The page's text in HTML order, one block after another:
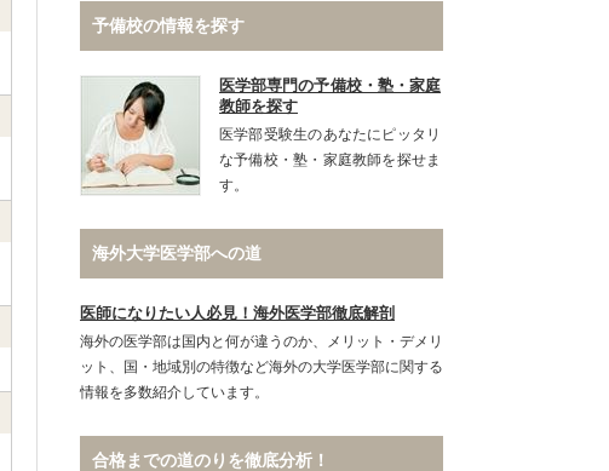
予備校の情報を探す
医学部専門の予備校・塾・家庭
教師を探す
医学部受験生のあなたにピッタリ
な予備校・塾・家庭教師を探せま
す。
海外大学医学部への道
医師になりたい人必見！海外医学部徹底解剖
海外の医学部は国内と何が違うのか、メリット・デメリ
ット、国・地域別の特徴など海外の大学医学部に関する
情報を多数紹介しています。
合格までの道のりを徹底分析！